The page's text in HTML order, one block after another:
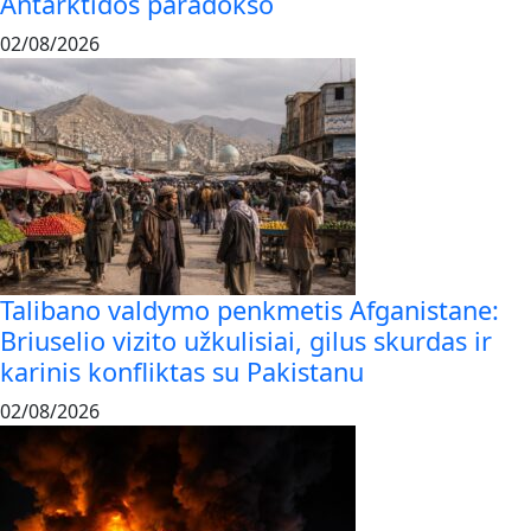
02/08/2026
Talibano valdymo penkmetis Afganistane:
Briuselio vizito užkulisiai, gilus skurdas ir
karinis konfliktas su Pakistanu
02/08/2026